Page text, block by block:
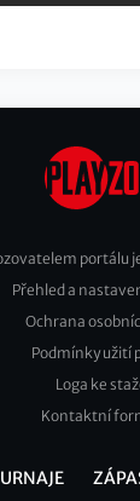
portálu
Přehled a
Ochrana
Podmínky užití
Loga ke
Kontaktní